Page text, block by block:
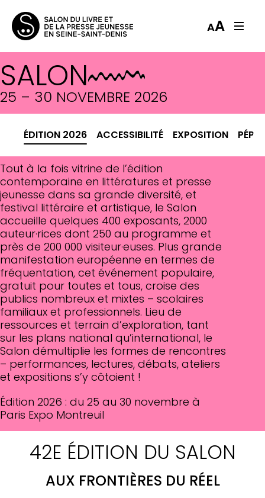
AA
SALON
25 – 30 NOVEMBRE 2026
ÉDITION 2026 ACCESSIBILITÉ EXPOSITION
Tout à la fois vitrine de l’édition
contemporaine en littératures et presse
jeunesse dans sa grande diversité, et
festival littéraire et artistique, le Salon
accueille quelques 400 exposants, 2000
auteur·rices dont 250 au programme et
près de 200 000 visiteur·euses. Plus grande
manifestation européenne en termes de
fréquentation, cet événement populaire,
gratuit pour toutes et tous, croise des
publics nombreux et mixtes – scolaires
familiaux et professionnels. Lieu de
ressources et terrain d’exploration, tant
sur les plans national qu’international, le
Salon démultiplie les formes de rencontres
– performances, lectures, débats, ateliers
et expositions s’y côtoient !
Édition 2026 : du 25 au 30 novembre à
Paris Expo Montreuil
42E ÉDITION DU SALON
AUX FRONTIÈRES DU RÉEL